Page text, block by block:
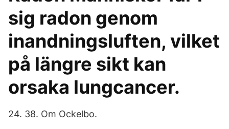
sig radon genom
inandningsluften, vilket
på längre sikt kan
orsaka lungcancer.
24. 38. Om Ockelbo.